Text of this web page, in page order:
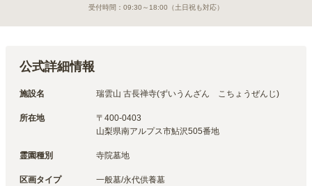
受付時間： 09:30～18:00 （土日祝も対応）
公式詳細情報
施設名 瑞雲山 古長禅寺(ずいうんざん　こちょうぜんじ)
所在地 〒 400-0403
山梨県南アルプス市鮎沢505番地
霊園種別 寺院墓地
区画タイプ 一般墓/永代供養墓